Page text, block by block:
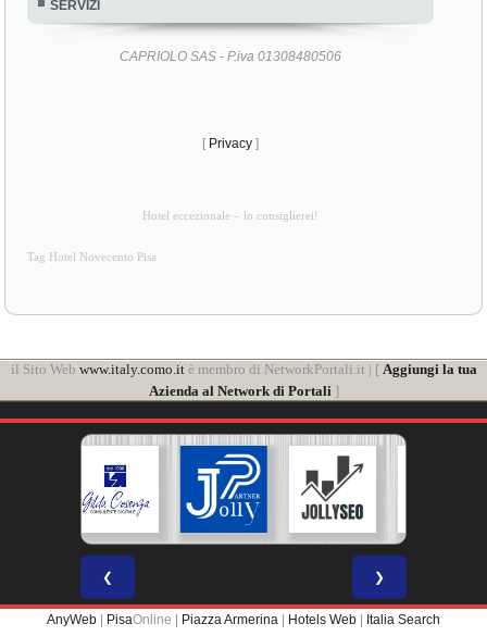
SERVIZI
CAPRIOLO SAS - P.iva 01308480506
[ Privacy ]
Hotel eccezionale – lo consiglierei!
Tag Hotel Novecento Pisa
il Sito Web www.italy.como.itè membro di NetworkPortali.it | [ Aggiungi la tua
Azienda al Network di Portali ]
❮ ❯
AnyWeb | PisaOnline | Piazza Armerina | Hotels Web | Italia Search